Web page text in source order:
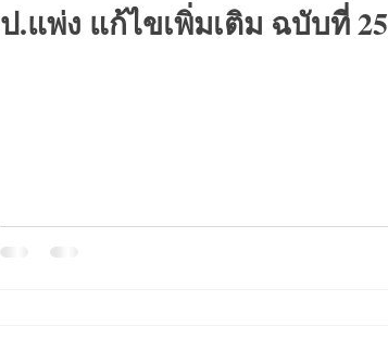
ป.แพ่ง แก้ไขเพิ่มเติม ฉบับที่ 25